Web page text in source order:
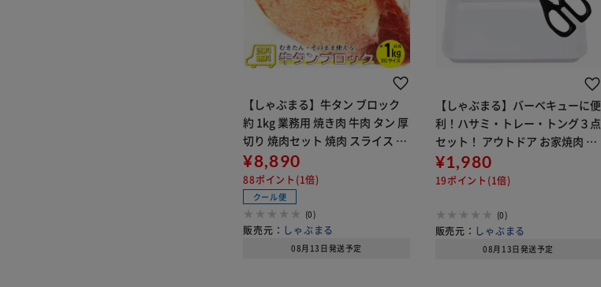
【しゃぶまる】牛タン ブロック
約 1kg 業務用 焼き肉 牛肉 タン 厚
切り 焼肉セット 焼肉 スライス お
行楽 バーベキュー 肉 食材 セット
¥8,890
88ポイント(1倍)
クール便
(0)
販売元： しゃぶまる
08月13日発送予定
【しゃぶまる】バーベキューに便
利！ハサミ・トレー・トング３点
セット！ アウトドア お家焼肉 レ
ジャー BBQ バーベキュー 肉 食材
セット
¥1,980
19ポイント(1倍)
(0)
販売元： しゃぶまる
08月13日発送予定